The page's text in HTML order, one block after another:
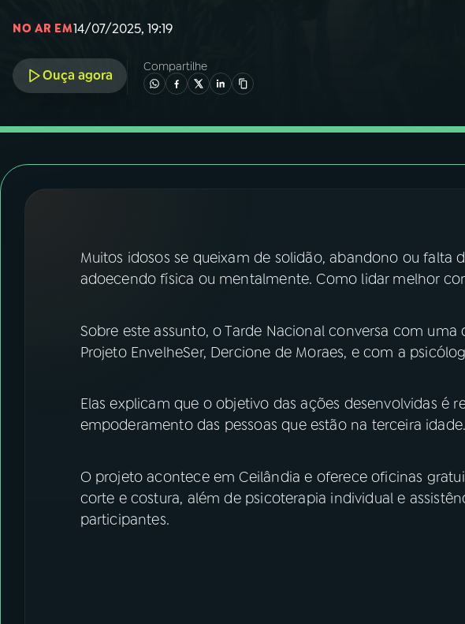
05PODCASTS
FESTIVAL DE MÚSICA
YouTube Facebook
NO AR EM14/07/2025, 19:19
Ouça agora
Compartilhe
Muitos idosos se queixam de solidão, abandono ou falta
adoecendo física ou mentalmente. Como lidar melhor
Sobre este assunto, o Tarde Nacional conversa com
Projeto EnvelheSer, Dercione de Moraes, e com a
Elas explicam que o objetivo das ações desenvolvidas é
empoderamento das pessoas que estão na terceira idade.
O projeto acontece em Ceilândia e oferece oficinas
corte e costura, além de psicoterapia individual e
participantes.